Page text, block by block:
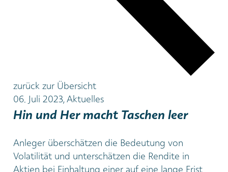
zurück zur Übersicht
06. Juli 2023, Aktuelles
Hin und Her macht Taschen leer
Anleger überschätzen die Bedeutung von
Volatilität und unterschätzen die Rendite in